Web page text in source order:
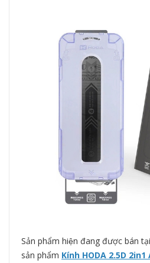
Sản phẩm hiện đang được bán tại
sản phẩm Kính HODA 2.5D